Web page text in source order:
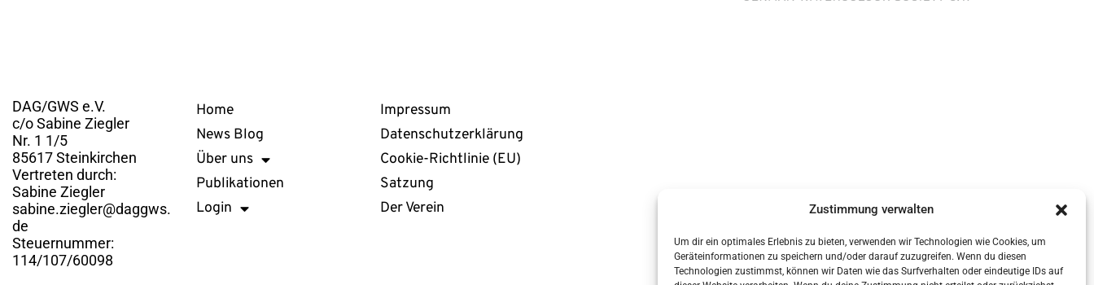
Zustimmung verwalten
Um dir ein optimales Erlebnis zu bieten, verwenden wir Technologien wie Cookies, um
Geräteinformationen zu speichern und/oder darauf zuzugreifen. Wenn du diesen
Technologien zustimmst, können wir Daten wie das Surfverhalten oder eindeutige IDs auf
DAG/GWS e.V.
c/o Sabine Ziegler
Nr. 1 1/5
85617 Steinkirchen
Vertreten durch:
Sabine Ziegler
sabine.ziegler@daggws.
de
Steuernummer:
114/107/60098
Home
News Blog
Über uns
Publikationen
Login
Impressum
Datenschutzerklärung
Cookie-Richtlinie (EU)
Satzung
Der Verein